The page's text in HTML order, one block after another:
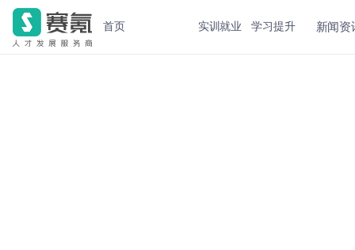
首页 实训就业 学习提升 新闻资